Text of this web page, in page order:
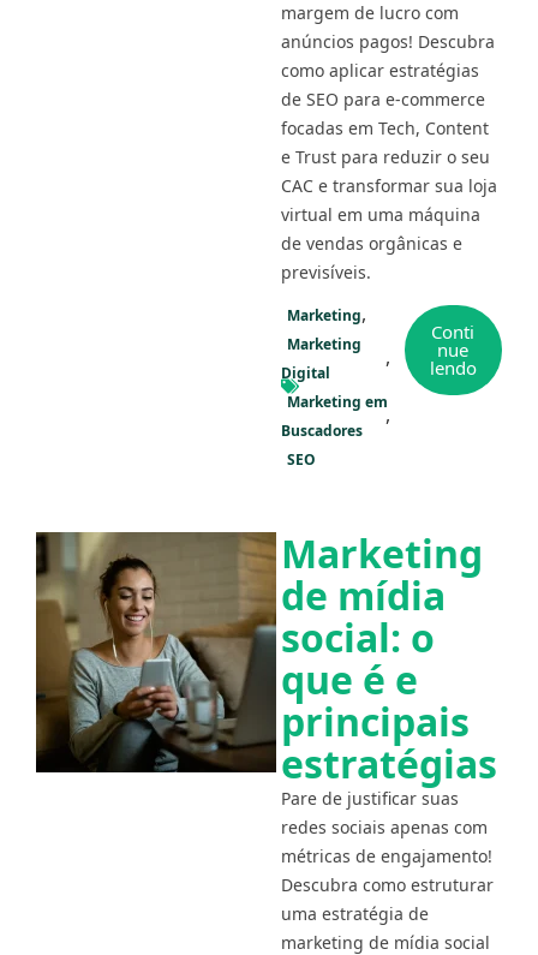
margem de lucro com
anúncios pagos! Descubra
como aplicar estratégias
de SEO para e-commerce
focadas em Tech, Content
e Trust para reduzir o seu
CAC e transformar sua loja
virtual em uma máquina
de vendas orgânicas e
previsíveis.
Marketing
Marketing
Digital
Marketing em
Buscadores
SEO
Conti
nue
lendo
Marketing
de mídia
social: o
que é e
principais
estratégias
Pare de justificar suas
redes sociais apenas com
métricas de engajamento!
Descubra como estruturar
uma estratégia de
marketing de mídia social